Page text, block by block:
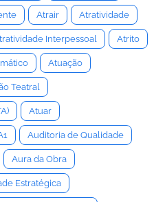
Atrair Atratividade
Interpessoal Atrito
Atuação
Teatral
Atuar
Auditoria de Qualidade
Aura da Obra
Estratégica